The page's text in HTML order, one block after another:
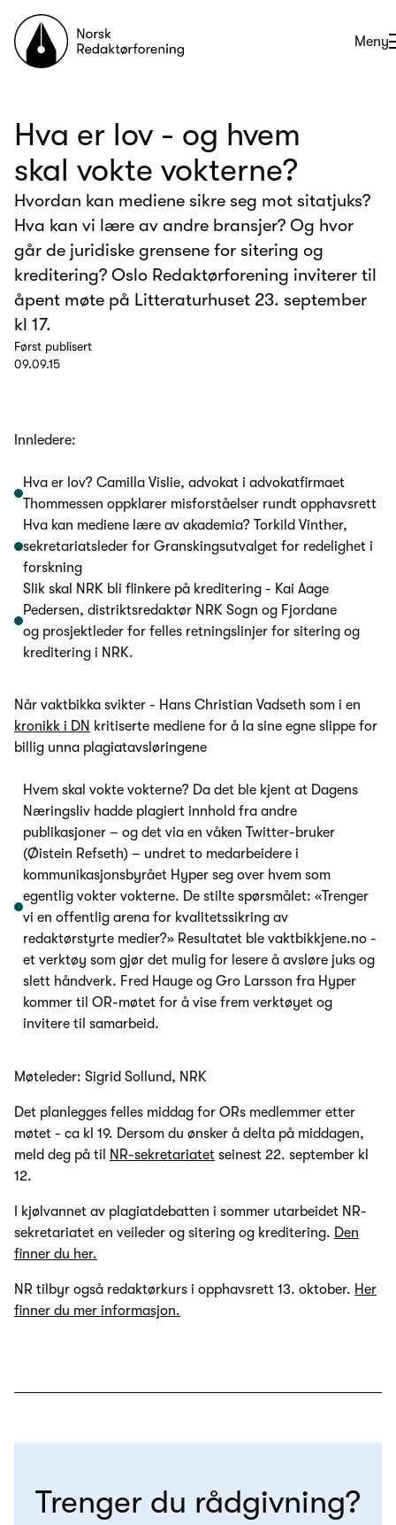
Til forsiden
Åpne
Meny
Hva er lov - og hvem
skal vokte vokterne?
Hvordan kan mediene sikre seg mot sitatjuks?
Hva kan vi lære av andre bransjer? Og hvor
går de juridiske grensene for sitering og
kreditering? Oslo Redaktørforening inviterer til
åpent møte på Litteraturhuset 23. september
kl 17.
Først publisert
09.09.15
Innledere:
Hva er lov? Camilla Vislie, advokat i advokatfirmaet
Thommessen oppklarer misforståelser rundt opphavsrett
Hva kan mediene lære av akademia? Torkild Vinther,
sekretariatsleder for Granskingsutvalget for redelighet i
forskning
Slik skal NRK bli flinkere på kreditering - Kai Aage
Pedersen, distriktsredaktør NRK Sogn og Fjordane
og prosjektleder for felles retningslinjer for sitering og
kreditering i NRK.
Når vaktbikka svikter - Hans Christian Vadseth som i en
kronikk i DN kritiserte mediene for å la sine egne slippe for
billig unna plagiatavsløringene
Hvem skal vokte vokterne? Da det ble kjent at Dagens
Næringsliv hadde plagiert innhold fra andre
publikasjoner – og det via en våken Twitter-bruker
(Øistein Refseth) – undret to medarbeidere i
kommunikasjonsbyrået Hyper seg over hvem som
egentlig vokter vokterne. De stilte spørsmålet: «Trenger
vi en offentlig arena for kvalitetssikring av
redaktørstyrte medier?» Resultatet ble vaktbikkjene.no -
et verktøy som gjør det mulig for lesere å avsløre juks og
slett håndverk. Fred Hauge og Gro Larsson fra Hyper
kommer til OR-møtet for å vise frem verktøyet og
invitere til samarbeid.
Møteleder: Sigrid Sollund, NRK
Det planlegges felles middag for ORs medlemmer etter
møtet - ca kl 19. Dersom du ønsker å delta på middagen,
meld deg på til
NR-sekretariatet seinest 22. september kl
12.
I kjølvannet av plagiatdebatten i sommer utarbeidet NR-
sekretariatet en veileder og sitering og kreditering. Den
finner du her.
NR tilbyr også redaktørkurs i opphavsrett 13. oktober. Her
finner du mer informasjon.
Trenger du rådgivning?